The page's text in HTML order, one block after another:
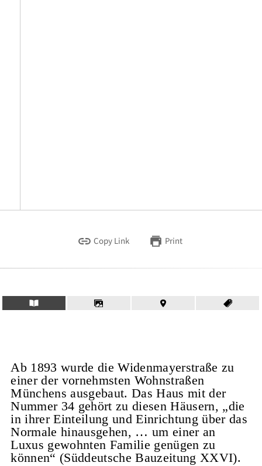
Copy Link Print
Ab 1893 wurde die Widenmayerstraße zu
einer der vornehmsten Wohnstraßen
Münchens ausgebaut. Das Haus mit der
Nummer 34 gehört zu diesen Häusern, „die
in ihrer Einteilung und Einrichtung über das
Normale hinausgehen, … um einer an
Luxus gewohnten Familie genügen zu
können“ (Süddeutsche Bauzeitung XXVI).